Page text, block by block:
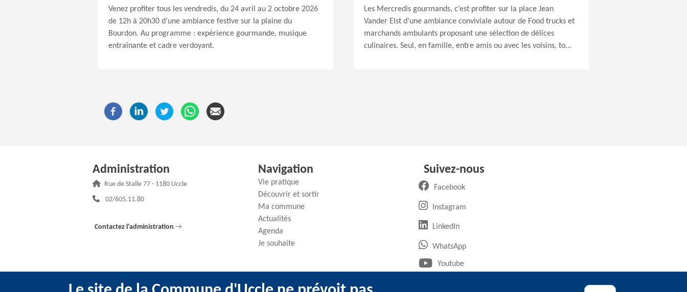
Venez profiter tous les vendredis, du 24 avril au 2 octobre 2026
de 12h à 20h30 d’une ambiance festive sur la plaine du
Bourdon. Au programme : expérience gourmande, musique
entraînante et cadre verdoyant.
Les Mercredis gourmands, c’est profiter sur la place Jean
Vander Elst d'une ambiance conviviale autour de Food trucks et
marchands ambulants proposant une sélection de délices
culinaires. Seul, en famille, entre amis ou avec les voisins, to...
Administration
Adresse :
Rue de Stalle 77 - 1180 Uccle
Téléphone :
02/605.11.80
Contactez l'administration →
Navigation
Vie pratique
Découvrir et sortir
Ma commune
Actualités
Agenda
Je souhaite
Suivez-nous
Facebook(ouvre un nouvel onglet)
Instagram(ouvre un nouvel onglet)
LinkedIn(ouvre un nouvel onglet)
WhatsApp(ouvre un nouvel onglet)
Youtube(ouvre un nouvel onglet)